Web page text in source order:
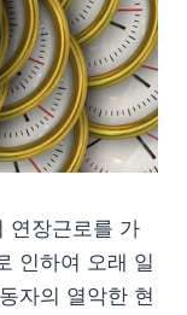
연장근로를 가
인하여 오래 일
자의 열악한 현